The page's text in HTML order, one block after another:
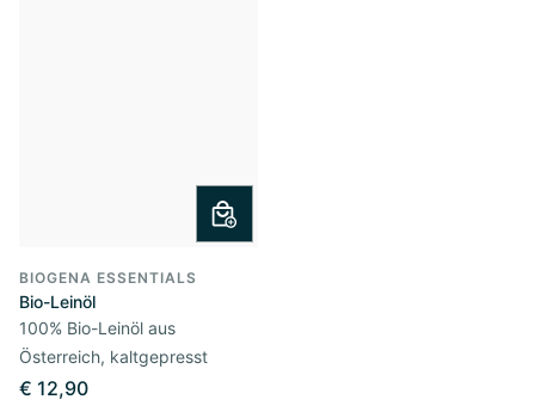
BIOGENA ESSENTIALS
Bio-Leinöl
100% Bio-Leinöl aus
Österreich, kaltgepresst
€ 12,90